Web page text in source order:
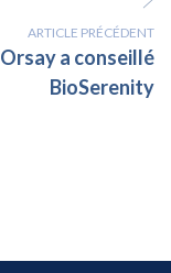
ARTICLE PRÉCÉDENT
Orsay a conseillé
BioSerenity